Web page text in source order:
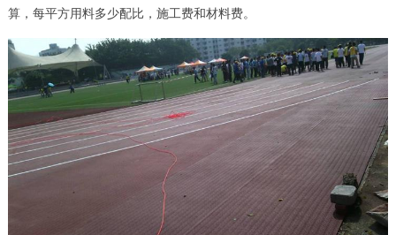
算，每平方用料多少配比，施工费和材料费。